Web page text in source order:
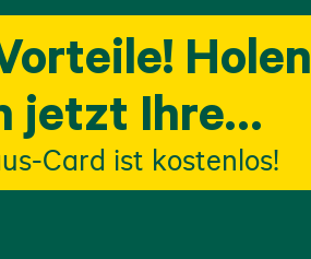
Holen
jetzt Ihre
Card
Card ist kostenlos!